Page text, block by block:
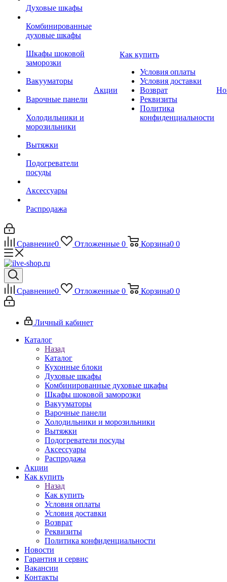
Духовые шкафы
Комбинированные
духовые шкафы
Шкафы шоковой
заморозки
Вакууматоры
Варочные панели
Холодильники и
морозильники
Вытяжки
Подогреватели
посуды
Аксессуары
Распродажа
Акции
Как купить
Условия оплаты
Условия доставки
Возврат
Реквизиты
Политика
конфиденциальности
Сравнение0 Отложенные 0 Корзина0 0
Сравнение0 Отложенные 0 Корзина0 0
Личный кабинет
Каталог
Назад
Каталог
Кухонные блоки
Духовые шкафы
Комбинированные духовые шкафы
Шкафы шоковой заморозки
Вакууматоры
Варочные панели
Холодильники и морозильники
Вытяжки
Подогреватели посуды
Аксессуары
Распродажа
Акции
Как купить
Назад
Как купить
Условия оплаты
Условия доставки
Возврат
Реквизиты
Политика конфиденциальности
Новости
Гарантия и сервис
Вакансии
Контакты